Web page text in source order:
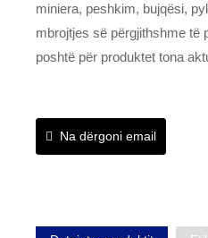
miniera, peshkim, bujqësi,
mbrojtjes së përgjithshme të
poshtë për produktet tona
Na dërgoni email